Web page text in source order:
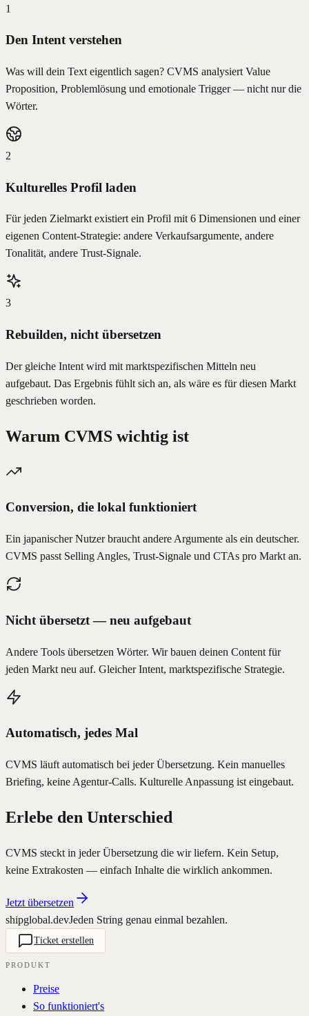
1
Den Intent verstehen
Was will dein Text eigentlich sagen? CVMS analysiert Value
Proposition, Problemlösung und emotionale Trigger — nicht nur die
Wörter.
2
Kulturelles Profil laden
Für jeden Zielmarkt existiert ein Profil mit 6 Dimensionen und einer
eigenen Content-Strategie: andere Verkaufsargumente, andere
Tonalität, andere Trust-Signale.
3
Rebuilden, nicht übersetzen
Der gleiche Intent wird mit marktspezifischen Mitteln neu
aufgebaut. Das Ergebnis fühlt sich an, als wäre es für diesen Markt
geschrieben worden.
Warum CVMS wichtig ist
Conversion, die lokal funktioniert
Ein japanischer Nutzer braucht andere Argumente als ein deutscher.
CVMS passt Selling Angles, Trust-Signale und CTAs pro Markt an.
Nicht übersetzt — neu aufgebaut
Andere Tools übersetzen Wörter. Wir bauen deinen Content für
jeden Markt neu auf. Gleicher Intent, marktspezifische Strategie.
Automatisch, jedes Mal
CVMS läuft automatisch bei jeder Übersetzung. Kein manuelles
Briefing, keine Agentur-Calls. Kulturelle Anpassung ist eingebaut.
Erlebe den Unterschied
CVMS steckt in jeder Übersetzung die wir liefern. Kein Setup,
keine Extrakosten — einfach Inhalte die wirklich ankommen.
Jetzt übersetzen
shipglobal.devJeden String genau einmal bezahlen.
Ticket erstellen
PRODUKT
Preise
So funktioniert's